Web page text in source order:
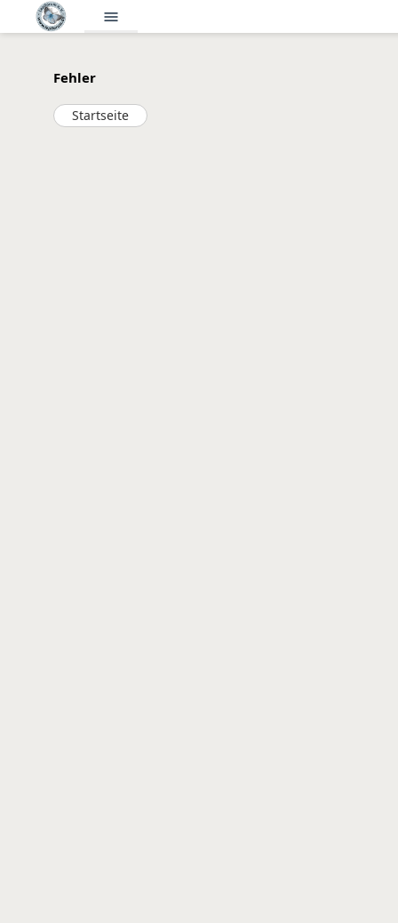
menu
Fehler
Startseite